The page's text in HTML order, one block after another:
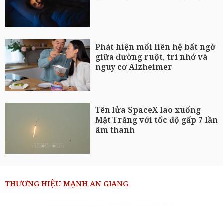
Phát hiện mối liên hệ bất ngờ
giữa đường ruột, trí nhớ và
nguy cơ Alzheimer
Tên lửa SpaceX lao xuống
Mặt Trăng với tốc độ gấp 7 lần
âm thanh
THƯƠNG HIỆU MẠNH AN GIANG